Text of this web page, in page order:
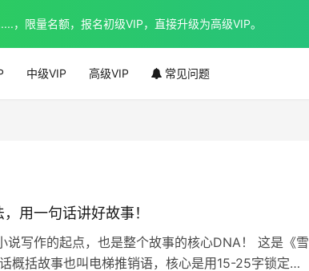
中级VIP 高级VIP 常见问题
用一句话讲好故事！
说写作的起点，也是整个故事的核心DNA！ 这是《雪
概括故事也叫电梯推销语，核心是用15-25字锁定故
限量名额，报名初级VIP，直接升级为高级VIP。